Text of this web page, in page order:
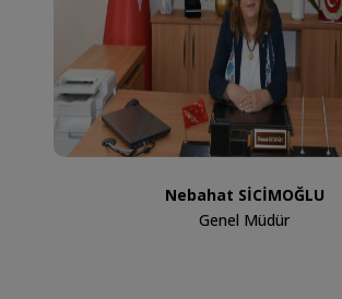
Nebahat SİCİMOĞLU
Genel Müdür